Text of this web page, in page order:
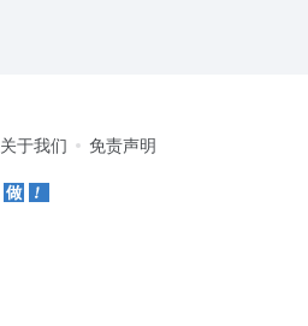
关于我们 免责声明